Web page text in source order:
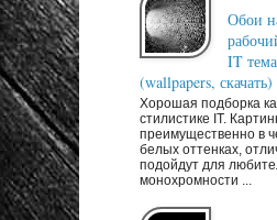
Обои
IT
(wallpapers, скачать)
Хорошая подборка
стилистике IT.
преимущественно в
белых оттенках,
подойдут для
монохромности ...